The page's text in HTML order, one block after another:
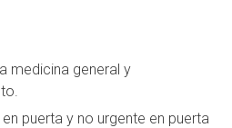
medicina general y
puerta y no urgente en puerta